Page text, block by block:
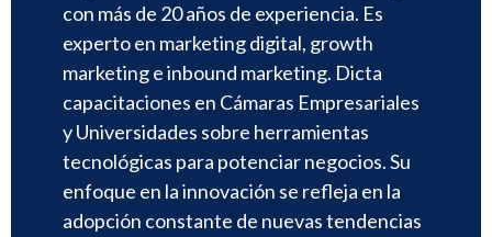
con más de 20 años de experiencia. Es
experto en marketing digital, growth
marketing e inbound marketing. Dicta
capacitaciones en Cámaras Empresariales
y Universidades sobre herramientas
tecnológicas para potenciar negocios. Su
enfoque en la innovación se refleja en la
adopción constante de nuevas tendencias